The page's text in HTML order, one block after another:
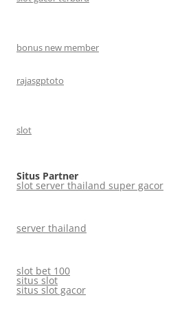
bonus new member
rajasgptoto
slot
Situs Partner
slot server thailand super gacor
server thailand
slot bet 100
situs slot
situs slot gacor